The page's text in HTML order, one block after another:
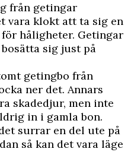
från getingar
vara klokt att ta sig en
håligheter. Getingar
sig just på
getingbo från
ner det. Annars
skadedjur, men inte
in i gamla bon.
surrar en del ute på
så kan det vara läge